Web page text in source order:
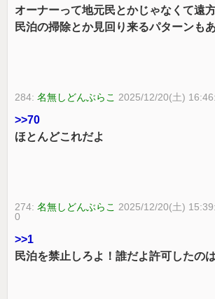
オーナーって地元民とかじゃなくて遠
民泊の掃除とか見回り来るパターンも
284:名無しどんぶらこ 2025/12/20(土)
>>70
ほとんどこれだよ
274:名無しどんぶらこ 2025/12/20(土)
0
>>1
民泊を禁止しろよ！誰だよ許可したのは